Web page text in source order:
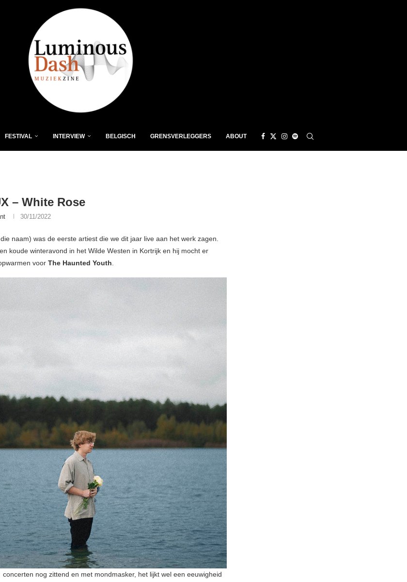
FESTIVAL INTERVIEW BELGISCH GRENSVERLEGGERS ABOUT
– White Rose
30/11/2022
naam) was de eerste artiest die we dit jaar live aan het werk zagen.
koude winteravond in het Wilde Westen in Kortrijk en hij mocht er
voor The Haunted Youth.
nog zittend en met mondmasker, het lijkt wel een eeuwigheid